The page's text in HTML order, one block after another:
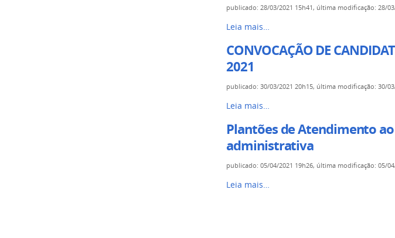
publicado:28/03/2021 15h41, última modificação:28/
Leia mais…
CONVOCAÇÃO DE
2021
publicado:30/03/2021 20h15, última modificação:30/
Leia mais…
Plantões de Atendimento
administrativa
publicado:05/04/2021 19h26, última modificação:05/
Leia mais…